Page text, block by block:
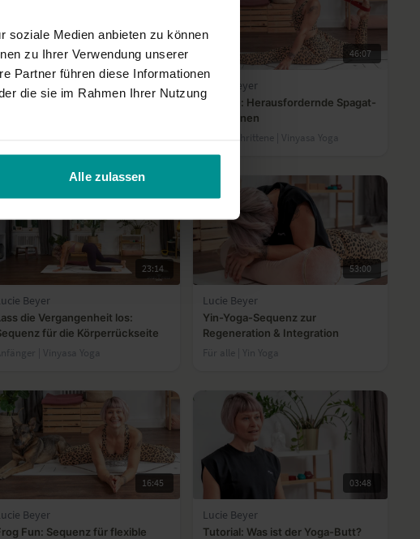
soziale Medien anbieten zu können
zu Ihrer Verwendung unserer
Partner führen diese Informationen
die sie im Rahmen Ihrer Nutzung
Alle zulassen
26:05
Lucie Beyer
46:07
Lucie Beyer
Add-on: Herausfordernde Spagat-
Variationen
Fortgeschrittene | Vinyasa Yoga
23:14
Beyer
die Vergangenheit los:
für die Körperrückseite
| Vinyasa Yoga
53:00
Lucie Beyer
Yin-Yoga-Sequenz zur
Regeneration & Integration
Für alle | Yin Yoga
16:45
Beyer
Fun: Sequenz für flexible
03:48
Lucie Beyer
Tutorial: Was ist der Yoga-Butt?